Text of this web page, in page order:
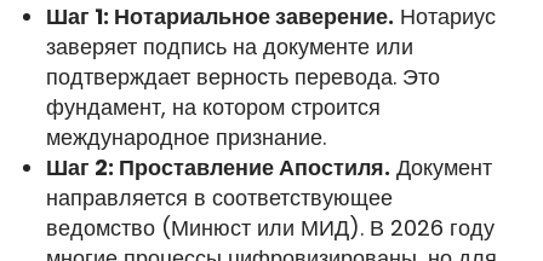
Шаг 1: Нотариальное заверение. Нотариус
заверяет подпись на документе или
подтверждает верность перевода. Это
фундамент, на котором строится
международное признание.
Шаг 2: Проставление Апостиля. Документ
направляется в соответствующее
ведомство (Минюст или МИД). В 2026 году